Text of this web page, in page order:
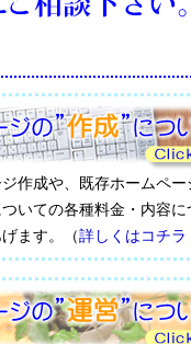
作成や、既存ホームペー
いての各種料金・内容に
ます。（詳しくはコチラ